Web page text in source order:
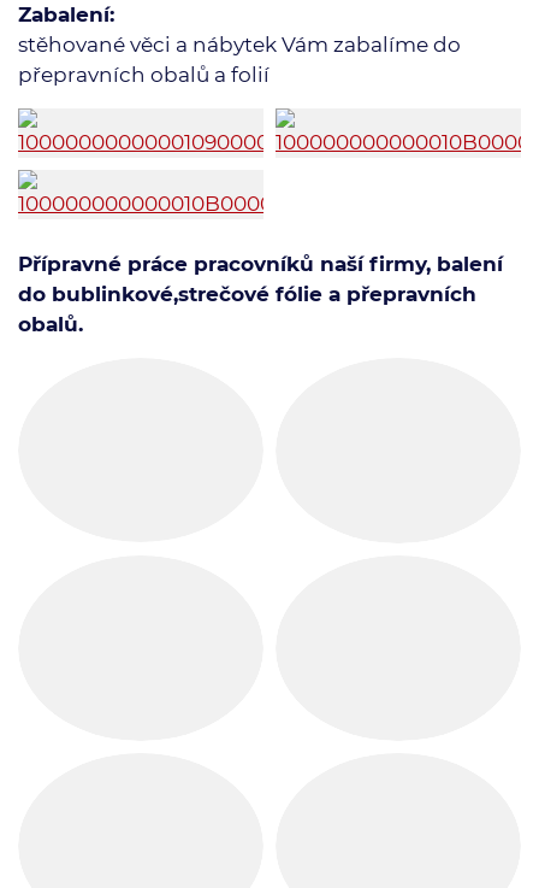
Zabalení:
stěhované věci a nábytek Vám zabalíme do
přepravních obalů a folií
Přípravné práce pracovníků naší firmy, balení
do bublinkové,strečové fólie a přepravních
obalů.